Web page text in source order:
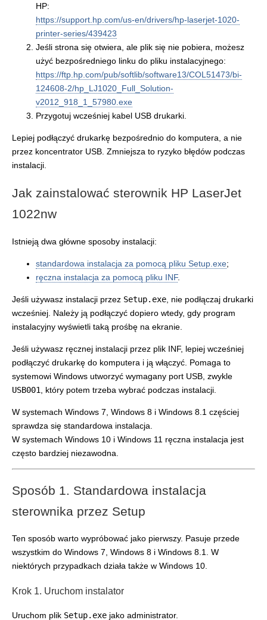
HP:
https://support.hp.com/us-en/drivers/hp-laserjet-1020-
printer-series/439423
Jeśli strona się otwiera, ale plik się nie pobiera, możesz
użyć bezpośredniego linku do pliku instalacyjnego:
https://ftp.hp.com/pub/softlib/software13/COL51473/bi-
124608-2/hp_LJ1020_Full_Solution-
v2012_918_1_57980.exe
Przygotuj wcześniej kabel USB drukarki.
Lepiej podłączyć drukarkę bezpośrednio do komputera, a nie
przez koncentrator USB. Zmniejsza to ryzyko błędów podczas
instalacji.
Jak zainstalować sterownik HP LaserJet
1022nw
Istnieją dwa główne sposoby instalacji:
standardowa instalacja za pomocą pliku Setup.exe;
ręczna instalacja za pomocą pliku INF.
Jeśli używasz instalacji przez Setup.exe , nie podłączaj drukarki
wcześniej. Należy ją podłączyć dopiero wtedy, gdy program
instalacyjny wyświetli taką prośbę na ekranie.
Jeśli używasz ręcznej instalacji przez plik INF, lepiej wcześniej
podłączyć drukarkę do komputera i ją włączyć. Pomaga to
systemowi Windows utworzyć wymagany port USB, zwykle
USB001
, który potem trzeba wybrać podczas instalacji.
W systemach Windows 7, Windows 8 i Windows 8.1 częściej
sprawdza się standardowa instalacja.
W systemach Windows 10 i Windows 11 ręczna instalacja jest
często bardziej niezawodna.
Sposób 1. Standardowa instalacja
sterownika przez Setup
Ten sposób warto wypróbować jako pierwszy. Pasuje przede
wszystkim do Windows 7, Windows 8 i Windows 8.1. W
niektórych przypadkach działa także w Windows 10.
Krok 1. Uruchom instalator
Uruchom plik Setup.exe jako administrator.